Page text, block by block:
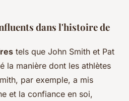
dans l'histoire de
tels que John Smith et Pat
la manière dont les athlètes
par exemple, a mis
et la confiance en soi,